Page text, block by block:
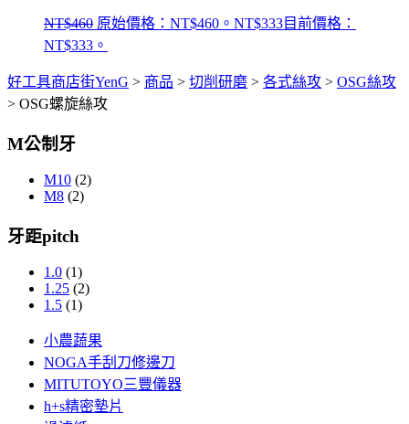
NT$460 原始價格：NT$460。 NT$333目前價格：
NT$333。
好工具商店街YenG > 商品 > 切削研磨 > 各式絲攻 > OSG絲攻
> OSG螺旋絲攻
M公制牙
M10 (2)
M8 (2)
牙距pitch
1.0 (1)
1.25 (2)
1.5 (1)
小農蔬果
NOGA手刮刀修邊刀
MITUTOYO三豐儀器
h+s精密墊片